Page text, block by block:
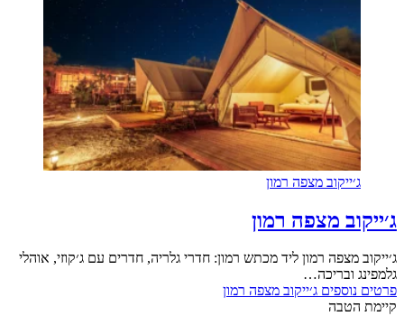
ג׳ייקוב מצפה רמון
ג׳ייקוב מצפה רמון
ג׳ייקוב מצפה רמון ליד מכתש רמון: חדרי גלריה, חדרים עם ג׳קוזי, אוהלי
גלמפינג ובריכה…
פרטים נוספים ג׳ייקוב מצפה רמון
קיימת הטבה